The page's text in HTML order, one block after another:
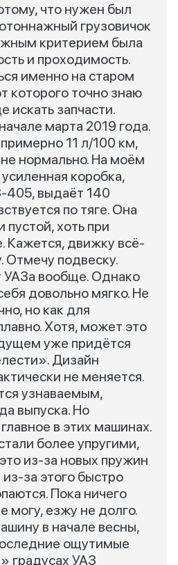
что нужен был
грузовичок
критерием была
и проходимость.
именно на старом
которого точно знаю
искать запчасти.
марта 2019 года.
11 л/100 км,
нормально. На моём
коробка,
выдаёт 140
по тяге. Она
пустой, хоть при
Кажется, движку всё-
Отмечу подвеску.
УАЗа вообще. Однако
довольно мягко. Не
но как для
Хотя, может это
уже придётся
Дизайн
не меняется.
узнаваемым,
выпуска. Но
в этих машинах.
более упругими,
из-за новых пружин
за этого быстро
Пока ничего
могу, езжу не долго.
в начале весны,
ощутимые
градусах УАЗ